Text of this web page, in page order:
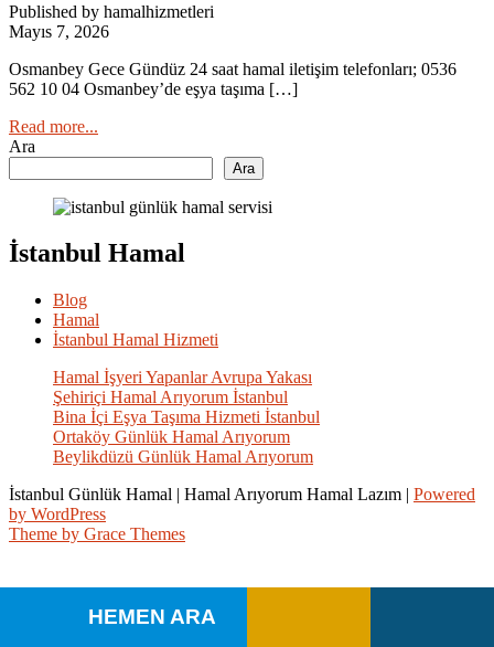
Published by hamalhizmetleri
Mayıs 7, 2026
Osmanbey Gece Gündüz 24 saat hamal iletişim telefonları; 0536
562 10 04 Osmanbey’de eşya taşıma […]
Read more...
Ara
Ara
İstanbul Hamal
Blog
Hamal
İstanbul Hamal Hizmeti
Hamal İşyeri Yapanlar Avrupa Yakası
Şehiriçi Hamal Arıyorum İstanbul
Bina İçi Eşya Taşıma Hizmeti İstanbul
Ortaköy Günlük Hamal Arıyorum
Beylikdüzü Günlük Hamal Arıyorum
İstanbul Günlük Hamal | Hamal Arıyorum Hamal Lazım | Powered
by WordPress
Theme by Grace Themes
HEMEN ARA